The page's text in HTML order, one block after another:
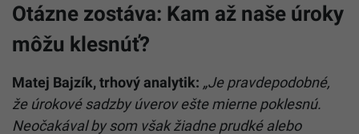
Otázne zostáva: Kam až naše úroky
môžu klesnúť?
Matej Bajzík, trhový analytik: „Je pravdepodobné,
že úrokové sadzby úverov ešte mierne poklesnú.
Neočakával by som však žiadne prudké alebo